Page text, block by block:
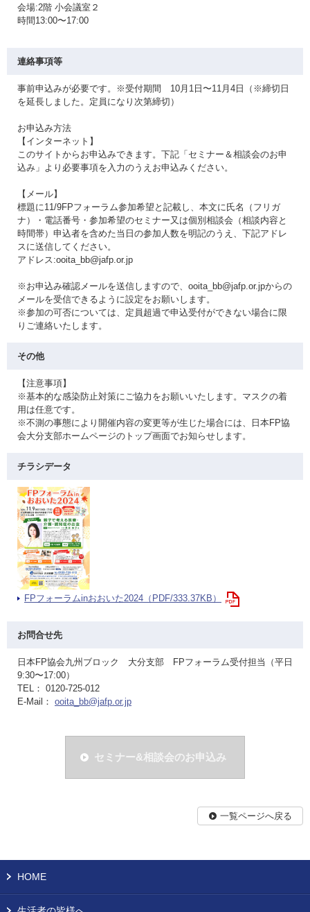
会場:2階 小会議室２
時間13:00〜17:00
連絡事項等
事前申込みが必要です。※受付期間 10月1日〜11月4日（※締切日
を延長しました。定員になり次第締切）
お申込み方法
【インターネット】
このサイトからお申込みできます。下記「セミナー＆相談会のお申
込み」より必要事項を入力のうえお申込みください。
【メール】
標題に11/9FPフォーラム参加希望と記載し、本文に氏名（フリガ
ナ）・電話番号・参加希望のセミナー又は個別相談会（相談内容と
時間帯）申込者を含めた当日の参加人数を明記のうえ、下記アドレ
スに送信してください。
アドレス:ooita_bb@jafp.or.jp
※お申込み確認メールを送信しますので、ooita_bb@jafp.or.jpからの
メールを受信できるように設定をお願いします。
※参加の可否については、定員超過で申込受付ができない場合に限
りご連絡いたします。
その他
【注意事項】
※基本的な感染防止対策にご協力をお願いいたします。マスクの着
用は任意です。
※不測の事態により開催内容の変更等が生じた場合には、日本FP協
会大分支部ホームページのトップ画面でお知らせします。
チラシデータ
FPフォーラムinおおいた2024（PDF/333.37KB）
お問合せ先
日本FP協会九州ブロック 大分支部 FPフォーラム受付担当（平日
9:30〜17:00）
TEL： 0120-725-012
E-Mail： ooita_bb@jafp.or.jp
セミナー&相談会のお申込み
一覧ページへ戻る
HOME